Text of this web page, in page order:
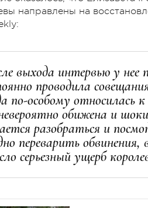
направлены на
выхода интервью у нее
проводила
по-особому
обижена и
разобраться и
переварить
серьезный ущерб